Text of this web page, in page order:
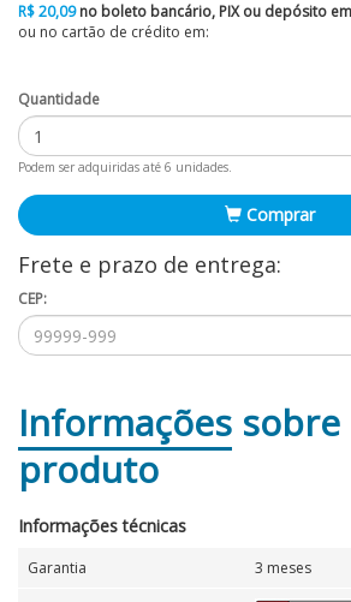
R$ 20,09no boleto bancário, PIX ou depósito
ou no cartão de crédito em:
Quantidade
Podem ser adquiridas até 6 unidades.
Comprar
Frete e prazo de entrega:
CEP:
Informações sobre
produto
Informações técnicas
Garantia 3 meses